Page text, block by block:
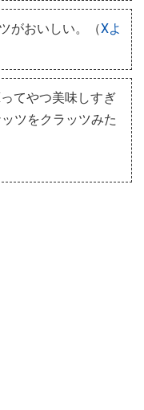
がおいしい。（Xよ
てやつ美味しすぎ
ツをクラッツみた